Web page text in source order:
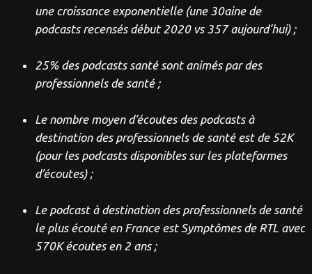
une croissance exponentielle (une 30aine de
podcasts recensés début 2020 vs 357 aujourd’hui) ;
25% des podcasts santé sont animés par des
professionnels de santé ;
Le nombre moyen d’écoutes des podcasts à
destination des professionnels de santé est de 52K
(pour les podcasts disponibles sur les plateformes
d’écoutes) ;
Le podcast à destination des professionnels de santé
le plus écouté en France est Symptômes de RTL avec
570K écoutes en 2 ans ;